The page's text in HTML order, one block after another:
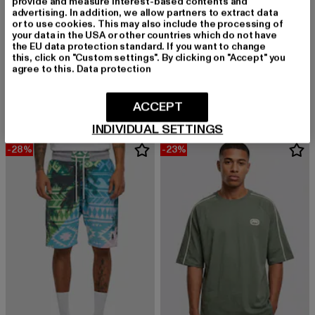
ECKO UNLTD.
Crossover
Derzeitiger Preis: 27,99 EURAktionspreis: 34,99 EUR
ROCAWEAR
ab26,09 EUR
Derzeitiger Preis: ab 26,09 EUR
-28% -23%
advertising. In addition, we allow partners to extract data
or to use cookies. This may also include the processing of
your data in the USA or other countries which do not have
the EU data protection standard. If you want to change
this, click on "Custom settings". By clicking on "Accept" you
agree to this. Data protection
INDIVIDUAL SETTINGS
ACCEPT